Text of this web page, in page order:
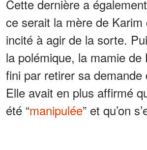
Cette dernière a
ce serait la mère de Karim
incité à agir de la sorte.
la polémique, la mamie de
fini par retirer sa demande
Elle avait en plus affirmé
été “manipulée” et qu’on